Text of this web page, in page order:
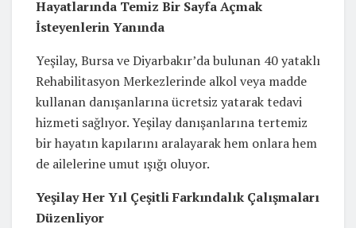
Hayatlarında Temiz Bir Sayfa Açmak
İsteyenlerin Yanında
Yeşilay, Bursa ve Diyarbakır’da bulunan 40 yataklı
Rehabilitasyon Merkezlerinde alkol veya madde
kullanan danışanlarına ücretsiz yatarak tedavi
hizmeti sağlıyor. Yeşilay danışanlarına tertemiz
bir hayatın kapılarını aralayarak hem onlara hem
de ailelerine umut ışığı oluyor.
Yeşilay Her Yıl Çeşitli Farkındalık Çalışmaları
Düzenliyor